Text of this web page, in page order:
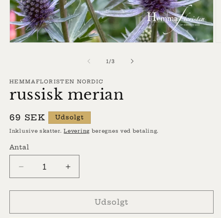
1/af
3
HEMMAFLORISTEN NORDIC
russisk merian
Normalpris
69 SEK Udsolgt
Inklusive skatter.Levering beregnes ved betaling.
Antal
Reducer
antallet
for
merian
Øg
antallet
for
merian
Udsolgt